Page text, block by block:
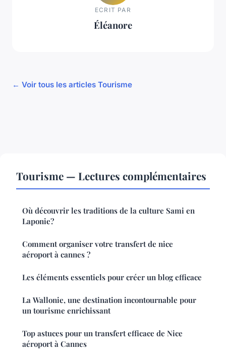
ECRIT PAR
Éléanore
← Voir tous les articles Tourisme
Tourisme — Lectures complémentaires
Où découvrir les traditions de la culture Sami en
Laponie?
Comment organiser votre transfert de nice
aéroport à cannes ?
Les éléments essentiels pour créer un blog efficace
La Wallonie, une destination incontournable pour
un tourisme enrichissant
Top astuces pour un transfert efficace de Nice
aéroport à Cannes